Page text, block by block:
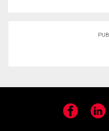
Facebook